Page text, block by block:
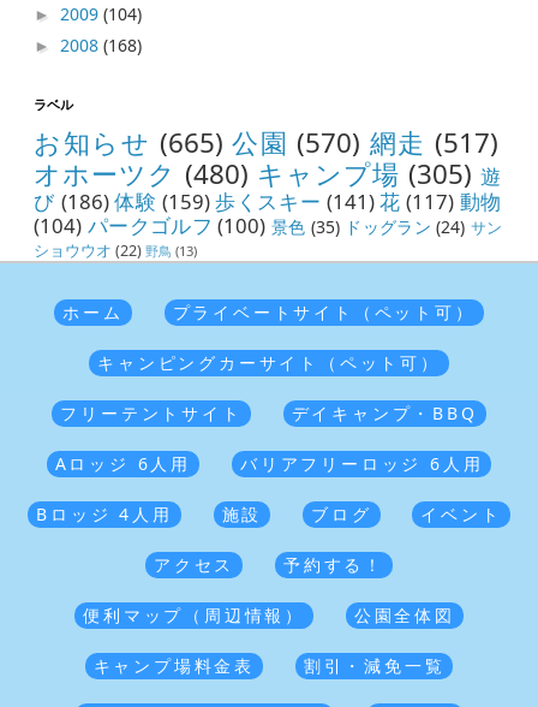
► 2009(104)
►2008(168)
ラベル
お知らせ (665) 公園 (570) 網走 (517)
オホーツク (480) キャンプ場 (305) 遊
び (186)体験 (159)歩くスキー (141)花 (117) 動物
(104) パークゴルフ (100) 景色 (35) ドッグラン (24) サン
ショウウオ (22) 野鳥 (13)
ホーム プライベートサイト（ペット可）
キャンピングカーサイト（ペット可）
フリーテントサイト デイキャンプ・BBQ
Aロッジ 6人用 バリアフリーロッジ 6人用
Bロッジ 4人用 施設 ブログ イベント
アクセス 予約する！
便利マップ（周辺情報） 公園全体図
キャンプ場料金表 割引・減免一覧